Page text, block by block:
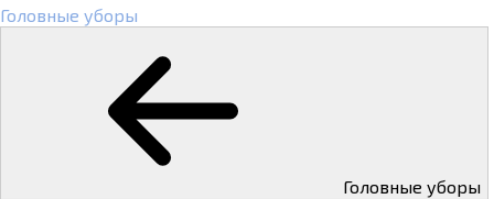
Головные уборы
Головные уборы